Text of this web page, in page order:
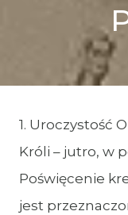
1. Uroczystość
Króli – jutro, w
Poświęcenie
jest